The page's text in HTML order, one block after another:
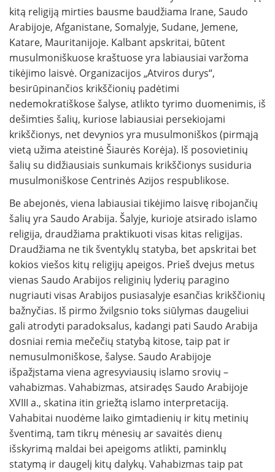
kitą religiją mirties bausme baudžiama Irane, Saudo
Arabijoje, Afganistane, Somalyje, Sudane, Jemene,
Katare, Mauritanijoje. Kalbant apskritai, būtent
musulmoniškuose kraštuose yra labiausiai varžoma
tikėjimo laisvė. Organizacijos „Atviros durys“,
besirūpinančios krikščionių padėtimi
nedemokratiškose šalyse, atlikto tyrimo duomenimis, iš
dešimties šalių, kuriose labiausiai persekiojami
krikščionys, net devynios yra musulmoniškos (pirmąją
vietą užima ateistinė Šiaurės Korėja). Iš posovietinių
šalių su didžiausiais sunkumais krikščionys susiduria
musulmoniškose Centrinės Azijos respublikose.
Be abejonės, viena labiausiai tikėjimo laisvę ribojančių
šalių yra Saudo Arabija. Šalyje, kurioje atsirado islamo
religija, draudžiama praktikuoti visas kitas religijas.
Draudžiama ne tik šventyklų statyba, bet apskritai bet
kokios viešos kitų religijų apeigos. Prieš dvejus metus
vienas Saudo Arabijos religinių lyderių paragino
nugriauti visas Arabijos pusiasalyje esančias krikščionių
bažnyčias. Iš pirmo žvilgsnio toks siūlymas daugeliui
gali atrodyti paradoksalus, kadangi pati Saudo Arabija
dosniai remia mečečių statybą kitose, taip pat ir
nemusulmoniškose, šalyse. Saudo Arabijoje
išpažįstama viena agresyviausių islamo srovių –
vahabizmas. Vahabizmas, atsiradęs Saudo Arabijoje
XVIII a., skatina itin griežtą islamo interpretaciją.
Vahabitai nuodėme laiko gimtadienių ir kitų metinių
šventimą, tam tikrų mėnesių ar savaitės dienų
išskyrimą maldai bei apeigoms atlikti, paminklų
statymą ir daugelį kitų dalykų. Vahabizmas taip pat